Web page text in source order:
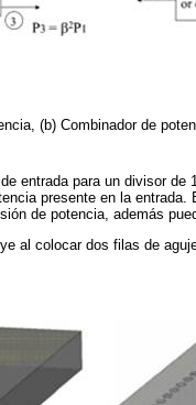
(b) Combinador de
entrada para un divisor
presente en la
de potencia, además
al colocar dos filas de